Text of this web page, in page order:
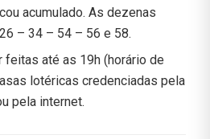
acumulado. As dezenas
– 34 – 54 – 56 e 58.
até as 19h (horário de
lotéricas credenciadas pela
pela internet.